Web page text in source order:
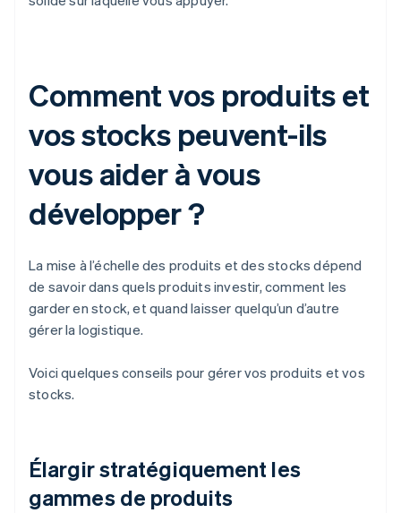
Comment vos produits et
vos stocks peuvent-ils
vous aider à vous
développer ?
La mise à l’échelle des produits et des stocks dépend
de savoir dans quels produits investir, comment les
garder en stock, et quand laisser quelqu’un d’autre
gérer la logistique.
Voici quelques conseils pour gérer vos produits et vos
stocks.
Élargir stratégiquement les
gammes de produits